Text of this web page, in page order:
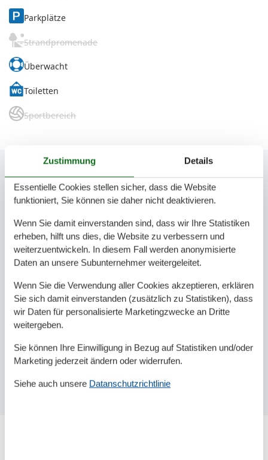
Parkplätze
Strandpromenade
Überwacht
Toiletten
Sportbereich
Zustimmung Details
Essentielle Cookies stellen sicher, dass die Website
funktioniert, Sie können sie daher nicht deaktivieren.
Wenn Sie damit einverstanden sind, dass wir Ihre Statistiken
erheben, hilft uns dies, die Website zu verbessern und
weiterzuentwickeln. In diesem Fall werden anonymisierte
Daten an unsere Subunternehmer weitergeleitet.
Wenn Sie die Verwendung aller Cookies akzeptieren, erklären
Sie sich damit einverstanden (zusätzlich zu Statistiken), dass
wir Daten für personalisierte Marketingzwecke an Dritte
weitergeben.
Sie können Ihre Einwilligung in Bezug auf Statistiken und/oder
Marketing jederzeit ändern oder widerrufen.
Siehe auch unsere Datanschutzrichtlinie